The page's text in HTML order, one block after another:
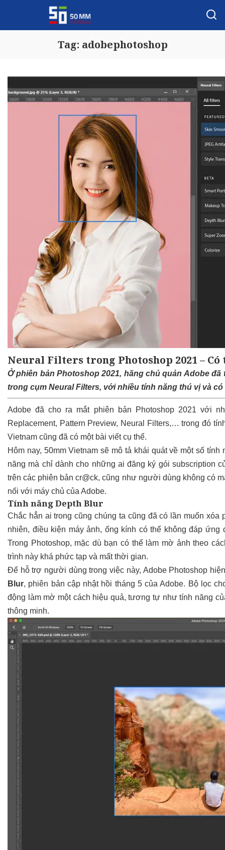
Tag: adobephotoshop
Neural Filters trong Photoshop 2021 –
Ở phiên bản Photoshop 2021, hãng chủ quản Adobe
trong cụm Neural Filters, với nhiều tính năng thú vị và
Adobe đã cho ra mắt phiên bản Photoshop 2021 với
Replacement, Pattern Preview, Neural Filters,… trong đó
Vietnam cũng đã có một bài viết cụ thể.
Hôm nay, 50mm Vietnam sẽ mô tả khái quát về một số
năng mà chỉ dành cho những ai đăng ký gói subscription
trên các phiên bản cr@ck, cũng như người dùng không có
nối với máy chủ của Adobe.
Tính năng Depth Blur
Chắc hẳn ai trong cũng chúng ta cũng đã có lần muốn
nhiên, điều kiện máy ảnh, ống kính có thể không đáp
Trong Photoshop, mặc dù bạn có thể làm mờ ảnh theo
trình này khá phức tạp và mất thời gian.
Để hỗ trợ người dùng trong việc này, Adobe Photoshop
Blur, phiên bản cập nhật hồi tháng 5 của Adobe. Bộ lọc
động làm mờ một cách hiệu quả, tương tự như tính năng
thông minh.